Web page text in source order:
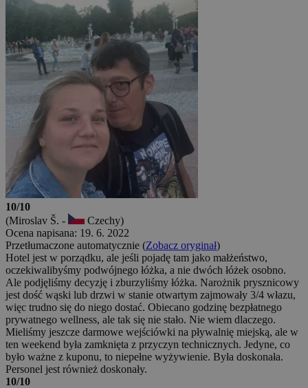
10/10
(Miroslav Š. -
Czechy)
Ocena napisana: 19. 6. 2022
Przetłumaczone automatycznie (Zobacz oryginał)
Hotel jest w porządku, ale jeśli pojadę tam jako małżeństwo,
oczekiwalibyśmy podwójnego łóżka, a nie dwóch łóżek osobno.
Ale podjęliśmy decyzję i zburzyliśmy łóżka. Narożnik prysznicowy
jest dość wąski lub drzwi w stanie otwartym zajmowały 3/4 włazu,
więc trudno się do niego dostać. Obiecano godzinę bezpłatnego
prywatnego wellness, ale tak się nie stało. Nie wiem dlaczego.
Mieliśmy jeszcze darmowe wejściówki na pływalnię miejską, ale w
ten weekend była zamknięta z przyczyn technicznych. Jedyne, co
było ważne z kuponu, to niepełne wyżywienie. Była doskonała.
Personel jest również doskonały.
10/10